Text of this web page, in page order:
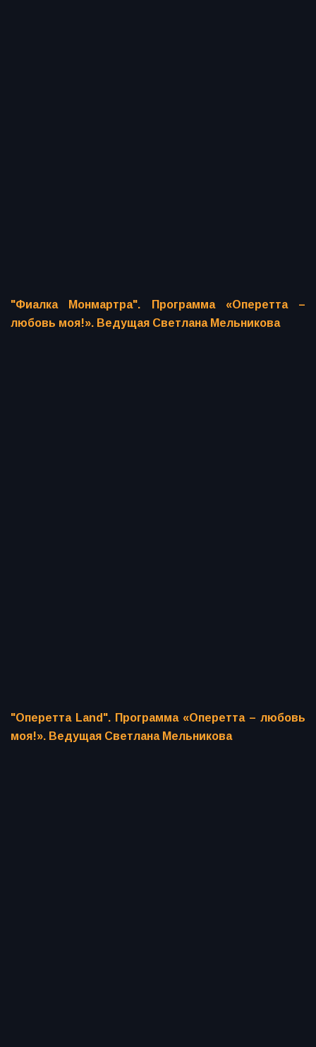
"Фиалка Монмартра". Программа «Оперетта –
любовь моя!». Ведущая Светлана Мельникова
"Оперетта Land". Программа «Оперетта – любовь
моя!». Ведущая Светлана Мельникова